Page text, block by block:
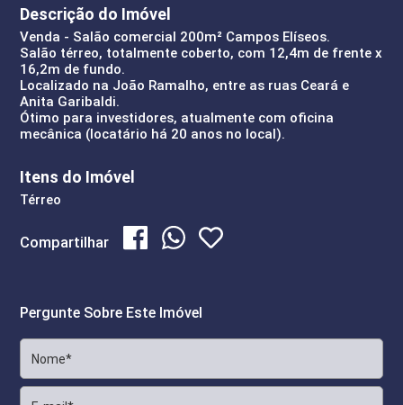
Descrição do Imóvel
Venda - Salão comercial 200m² Campos Elíseos.
Salão térreo, totalmente coberto, com 12,4m de frente x
16,2m de fundo.
Localizado na João Ramalho, entre as ruas Ceará e
Anita Garibaldi.
Ótimo para investidores, atualmente com oficina
mecânica (locatário há 20 anos no local).
Itens do Imóvel
Térreo
Compartilhar
Pergunte Sobre Este Imóvel